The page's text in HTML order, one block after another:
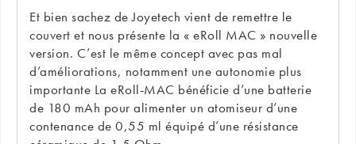
Et bien sachez de Joyetech vient de remettre le
couvert et nous présente la « eRoll MAC » nouvelle
version. C’est le même concept avec pas mal
d’améliorations, notamment une autonomie plus
importante La eRoll-MAC bénéficie d’une batterie
de 180 mAh pour alimenter un atomiseur d’une
contenance de 0,55 ml équipé d’une résistance